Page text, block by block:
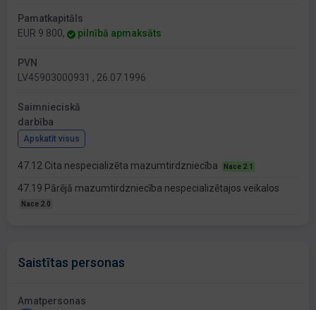
Pamatkapitāls
EUR 9 800,
pilnībā apmaksāts
PVN
LV45903000931 , 26.07.1996
Saimnieciskā
darbība
Apskatīt visus
47.12 Cita nespecializēta mazumtirdzniecība Nace 2.1
47.19 Pārējā mazumtirdzniecība nespecializētajos veikalos
Nace 2.0
Saistītas personas
Amatpersonas